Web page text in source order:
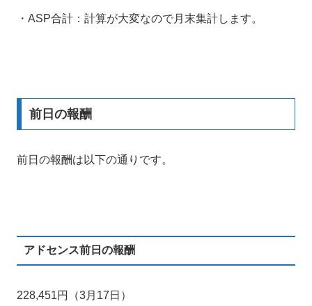
・ASP合計：計算が大変なので月末集計します。
前日の報酬
前日の報酬は以下の通りです。
アドセンス前日の報酬
228,451円（3月17日）